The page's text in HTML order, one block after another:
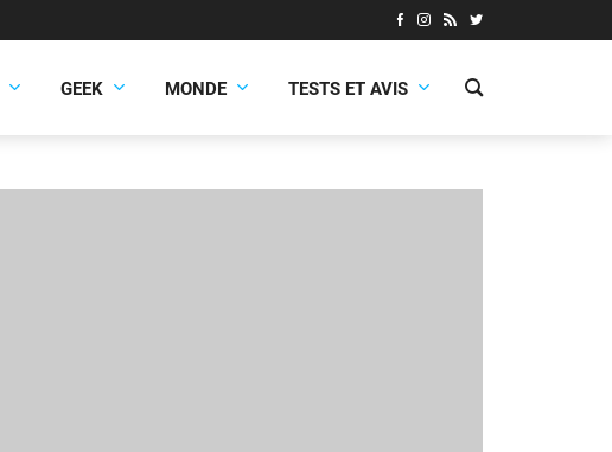
GEEK MONDE TESTS ET AVIS